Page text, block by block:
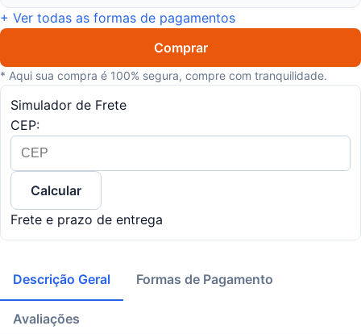
+ Ver todas as formas de pagamentos
Comprar
* Aqui sua compra é 100% segura, compre com tranquilidade.
Simulador de Frete
CEP:
Calcular
Frete e prazo de entrega
Descrição Geral Formas de Pagamento
Avaliações